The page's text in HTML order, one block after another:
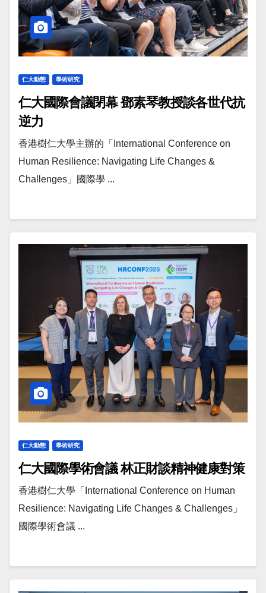
仁大動態 學術研究
仁大國際會議閉幕 鄧素琴教授談各世代抗
逆力
香港樹仁大學主辦的「International Conference on
Human Resilience: Navigating Life Changes &
Challenges」國際學 ...
仁大動態 學術研究
仁大國際學術會議 林正財談精神健康對策
香港樹仁大學「International Conference on Human
Resilience: Navigating Life Changes & Challenges」
國際學術會議 ...